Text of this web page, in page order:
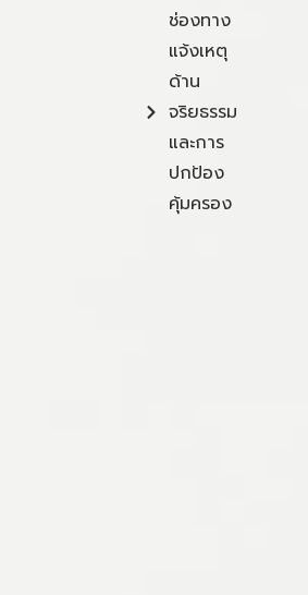
ช่องทาง
แจ้งเหตุ
ด้าน
จริยธรรม
และการ
ปกป้อง
คุ้มครอง